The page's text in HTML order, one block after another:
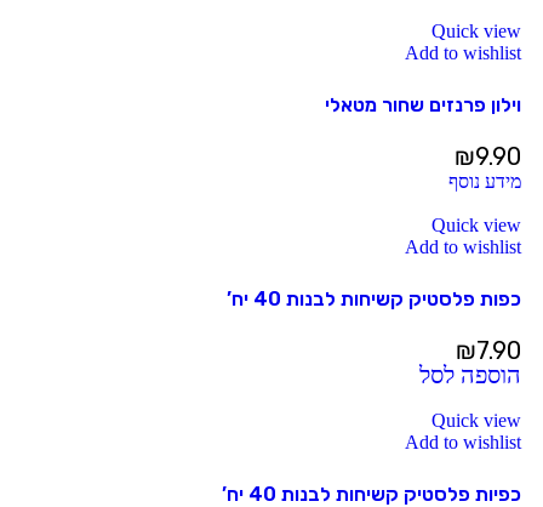
Quick view
Add to wishlist
וילון פרנזים שחור מטאלי
₪9.90
מידע נוסף
Quick view
Add to wishlist
כפות פלסטיק קשיחות לבנות 40 יח’
₪7.90
הוספה לסל
Quick view
Add to wishlist
כפיות פלסטיק קשיחות לבנות 40 יח’